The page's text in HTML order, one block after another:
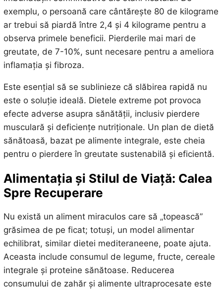
exemplu, o persoană care cântărește 80 de kilograme
ar trebui să piardă între 2,4 și 4 kilograme pentru a
observa primele beneficii. Pierderile mai mari de
greutate, de 7-10%, sunt necesare pentru a ameliora
inflamația și fibroza.
Este esențial să se sublinieze că slăbirea rapidă nu
este o soluție ideală. Dietele extreme pot provoca
efecte adverse asupra sănătății, inclusiv pierdere
musculară și deficiențe nutriționale. Un plan de dietă
sănătoasă, bazat pe alimente integrale, este cheia
pentru o pierdere în greutate sustenabilă și eficientă.
Alimentația și Stilul de Viață: Calea
Spre Recuperare
Nu există un aliment miraculos care să „topească”
grăsimea de pe ficat; totuși, un model alimentar
echilibrat, similar dietei mediteraneene, poate ajuta.
Aceasta include consumul de legume, fructe, cereale
integrale și proteine sănătoase. Reducerea
consumului de zahăr și alimente ultraprocesate este